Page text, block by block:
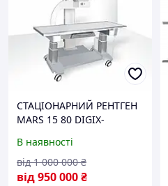
СТАЦІОНАРНИЙ РЕНТГЕН
MARS 15 80 DIGIX-
(ІНДІЯ)
В наявності
від950 000₴
від 1 000 000 ₴